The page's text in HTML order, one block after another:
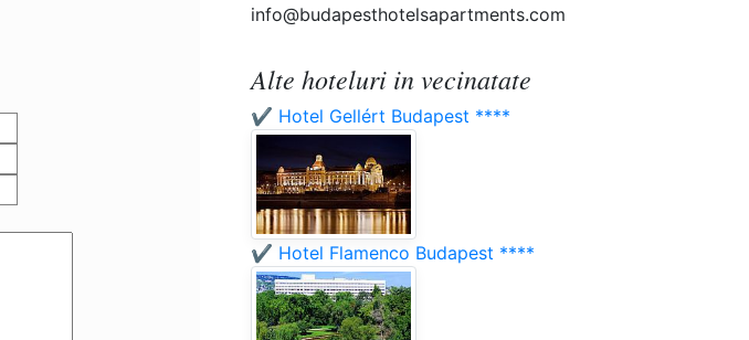
info@budapesthotelsapartments.com
Alte hoteluri in vecinatate
✔️ Hotel Gellért Budapest ****
✔️ Hotel Flamenco Budapest ****